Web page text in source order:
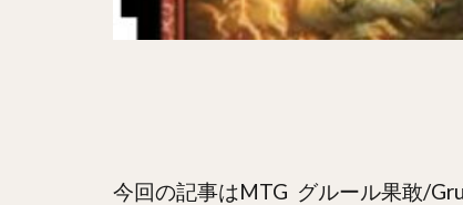
今回の記事はMTG グルール果敢/